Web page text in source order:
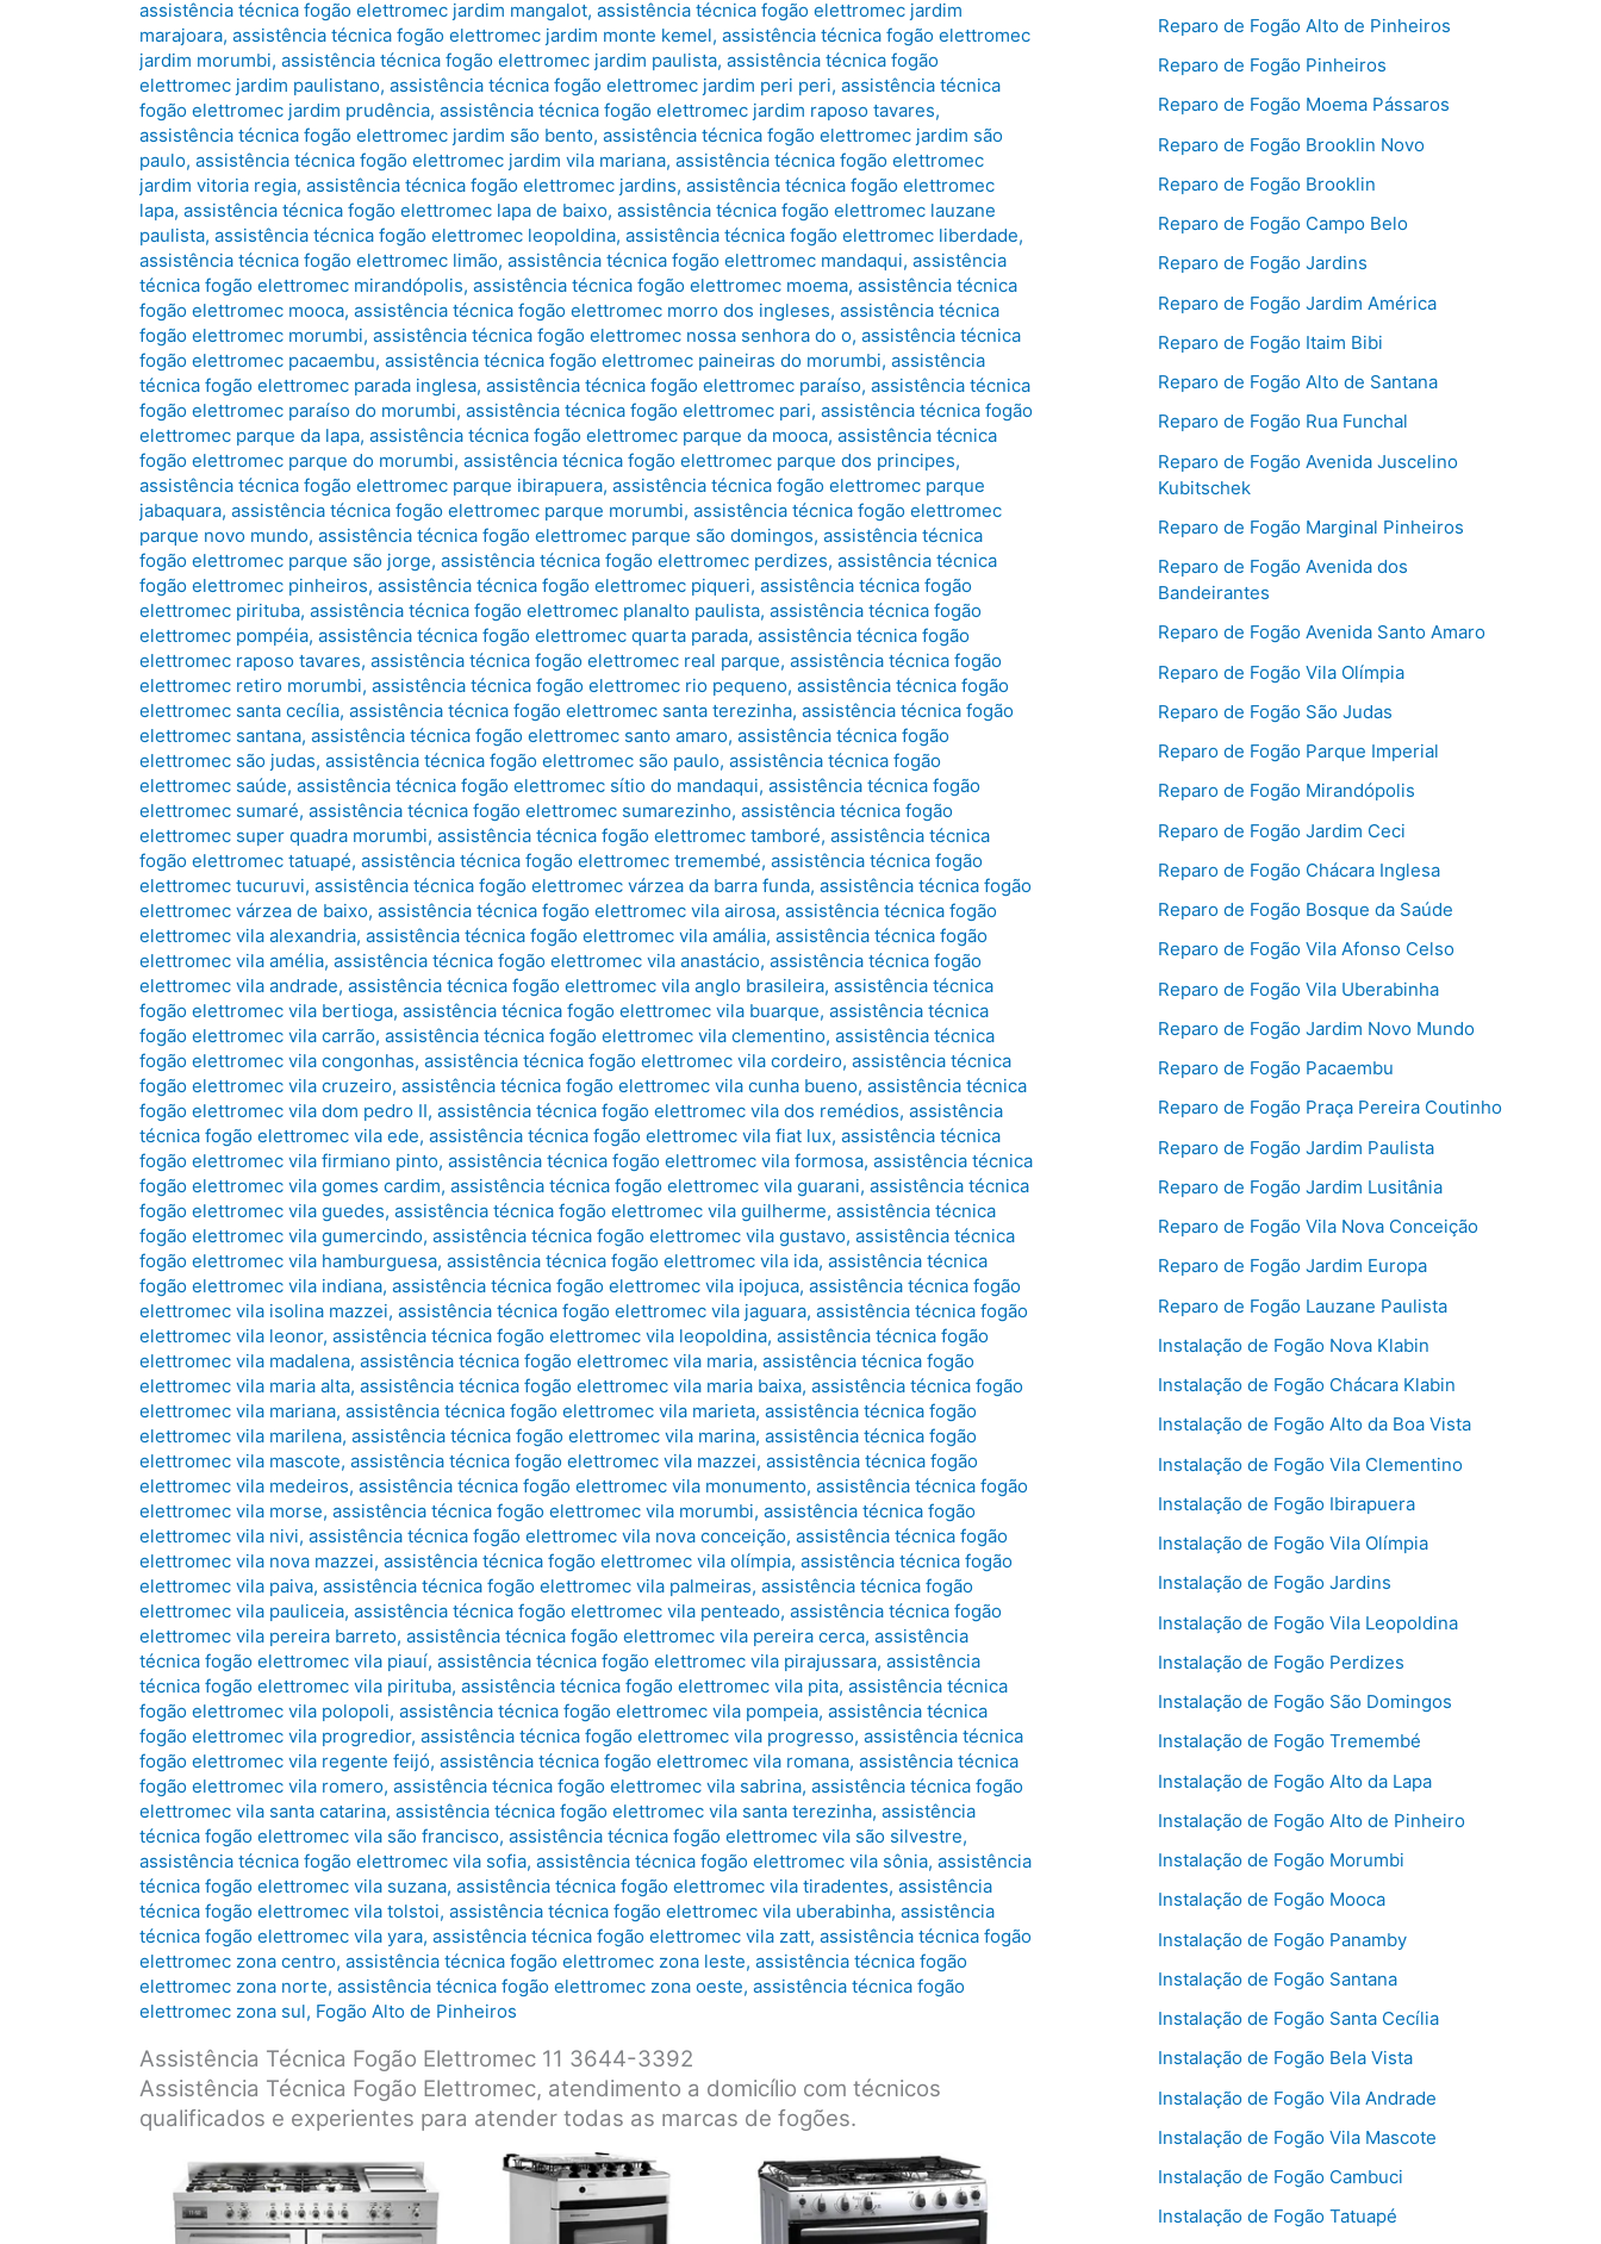
assistência técnica fogão elettromec jardim mangalot, assistência técnica fogão elettromec jardim
marajoara, assistência técnica fogão elettromec jardim monte kemel, assistência técnica fogão elettromec
jardim morumbi, assistência técnica fogão elettromec jardim paulista, assistência técnica fogão
elettromec jardim paulistano, assistência técnica fogão elettromec jardim peri peri, assistência técnica
fogão elettromec jardim prudência, assistência técnica fogão elettromec jardim raposo tavares,
assistência técnica fogão elettromec jardim são bento, assistência técnica fogão elettromec jardim são
paulo, assistência técnica fogão elettromec jardim vila mariana, assistência técnica fogão elettromec
jardim vitoria regia, assistência técnica fogão elettromec jardins, assistência técnica fogão elettromec
lapa, assistência técnica fogão elettromec lapa de baixo, assistência técnica fogão elettromec lauzane
paulista, assistência técnica fogão elettromec leopoldina, assistência técnica fogão elettromec liberdade,
assistência técnica fogão elettromec limão, assistência técnica fogão elettromec mandaqui, assistência
técnica fogão elettromec mirandópolis, assistência técnica fogão elettromec moema, assistência técnica
fogão elettromec mooca, assistência técnica fogão elettromec morro dos ingleses, assistência técnica
fogão elettromec morumbi, assistência técnica fogão elettromec nossa senhora do o, assistência técnica
fogão elettromec pacaembu, assistência técnica fogão elettromec paineiras do morumbi, assistência
técnica fogão elettromec parada inglesa, assistência técnica fogão elettromec paraíso, assistência técnica
fogão elettromec paraíso do morumbi, assistência técnica fogão elettromec pari, assistência técnica fogão
elettromec parque da lapa, assistência técnica fogão elettromec parque da mooca, assistência técnica
fogão elettromec parque do morumbi, assistência técnica fogão elettromec parque dos principes,
assistência técnica fogão elettromec parque ibirapuera, assistência técnica fogão elettromec parque
jabaquara, assistência técnica fogão elettromec parque morumbi, assistência técnica fogão elettromec
parque novo mundo, assistência técnica fogão elettromec parque são domingos, assistência técnica
fogão elettromec parque são jorge, assistência técnica fogão elettromec perdizes, assistência técnica
fogão elettromec pinheiros, assistência técnica fogão elettromec piqueri, assistência técnica fogão
elettromec pirituba, assistência técnica fogão elettromec planalto paulista, assistência técnica fogão
elettromec pompéia, assistência técnica fogão elettromec quarta parada, assistência técnica fogão
elettromec raposo tavares, assistência técnica fogão elettromec real parque, assistência técnica fogão
elettromec retiro morumbi, assistência técnica fogão elettromec rio pequeno, assistência técnica fogão
elettromec santa cecília, assistência técnica fogão elettromec santa terezinha, assistência técnica fogão
elettromec santana, assistência técnica fogão elettromec santo amaro, assistência técnica fogão
elettromec são judas, assistência técnica fogão elettromec são paulo, assistência técnica fogão
elettromec saúde, assistência técnica fogão elettromec sítio do mandaqui, assistência técnica fogão
elettromec sumaré, assistência técnica fogão elettromec sumarezinho, assistência técnica fogão
elettromec super quadra morumbi, assistência técnica fogão elettromec tamboré, assistência técnica
fogão elettromec tatuapé, assistência técnica fogão elettromec tremembé, assistência técnica fogão
elettromec tucuruvi, assistência técnica fogão elettromec várzea da barra funda, assistência técnica fogão
elettromec várzea de baixo, assistência técnica fogão elettromec vila airosa, assistência técnica fogão
elettromec vila alexandria, assistência técnica fogão elettromec vila amália, assistência técnica fogão
elettromec vila amélia, assistência técnica fogão elettromec vila anastácio, assistência técnica fogão
elettromec vila andrade, assistência técnica fogão elettromec vila anglo brasileira, assistência técnica
fogão elettromec vila bertioga, assistência técnica fogão elettromec vila buarque, assistência técnica
fogão elettromec vila carrão, assistência técnica fogão elettromec vila clementino, assistência técnica
fogão elettromec vila congonhas, assistência técnica fogão elettromec vila cordeiro, assistência técnica
fogão elettromec vila cruzeiro, assistência técnica fogão elettromec vila cunha bueno, assistência técnica
fogão elettromec vila dom pedro II, assistência técnica fogão elettromec vila dos remédios, assistência
técnica fogão elettromec vila ede, assistência técnica fogão elettromec vila fiat lux, assistência técnica
fogão elettromec vila firmiano pinto, assistência técnica fogão elettromec vila formosa, assistência técnica
fogão elettromec vila gomes cardim, assistência técnica fogão elettromec vila guarani, assistência técnica
fogão elettromec vila guedes, assistência técnica fogão elettromec vila guilherme, assistência técnica
fogão elettromec vila gumercindo, assistência técnica fogão elettromec vila gustavo, assistência técnica
fogão elettromec vila hamburguesa, assistência técnica fogão elettromec vila ida, assistência técnica
fogão elettromec vila indiana, assistência técnica fogão elettromec vila ipojuca, assistência técnica fogão
elettromec vila isolina mazzei, assistência técnica fogão elettromec vila jaguara, assistência técnica fogão
elettromec vila leonor, assistência técnica fogão elettromec vila leopoldina, assistência técnica fogão
elettromec vila madalena, assistência técnica fogão elettromec vila maria, assistência técnica fogão
elettromec vila maria alta, assistência técnica fogão elettromec vila maria baixa, assistência técnica fogão
elettromec vila mariana, assistência técnica fogão elettromec vila marieta, assistência técnica fogão
elettromec vila marilena, assistência técnica fogão elettromec vila marina, assistência técnica fogão
elettromec vila mascote, assistência técnica fogão elettromec vila mazzei, assistência técnica fogão
elettromec vila medeiros, assistência técnica fogão elettromec vila monumento, assistência técnica fogão
elettromec vila morse, assistência técnica fogão elettromec vila morumbi, assistência técnica fogão
elettromec vila nivi, assistência técnica fogão elettromec vila nova conceição, assistência técnica fogão
elettromec vila nova mazzei, assistência técnica fogão elettromec vila olímpia, assistência técnica fogão
elettromec vila paiva, assistência técnica fogão elettromec vila palmeiras, assistência técnica fogão
elettromec vila pauliceia, assistência técnica fogão elettromec vila penteado, assistência técnica fogão
elettromec vila pereira barreto, assistência técnica fogão elettromec vila pereira cerca, assistência
técnica fogão elettromec vila piauí, assistência técnica fogão elettromec vila pirajussara, assistência
técnica fogão elettromec vila pirituba, assistência técnica fogão elettromec vila pita, assistência técnica
fogão elettromec vila polopoli, assistência técnica fogão elettromec vila pompeia, assistência técnica
fogão elettromec vila progredior, assistência técnica fogão elettromec vila progresso, assistência técnica
fogão elettromec vila regente feijó, assistência técnica fogão elettromec vila romana, assistência técnica
fogão elettromec vila romero, assistência técnica fogão elettromec vila sabrina, assistência técnica fogão
elettromec vila santa catarina, assistência técnica fogão elettromec vila santa terezinha, assistência
técnica fogão elettromec vila são francisco, assistência técnica fogão elettromec vila são silvestre,
assistência técnica fogão elettromec vila sofia, assistência técnica fogão elettromec vila sônia, assistência
técnica fogão elettromec vila suzana, assistência técnica fogão elettromec vila tiradentes, assistência
técnica fogão elettromec vila tolstoi, assistência técnica fogão elettromec vila uberabinha, assistência
técnica fogão elettromec vila yara, assistência técnica fogão elettromec vila zatt, assistência técnica fogão
elettromec zona centro, assistência técnica fogão elettromec zona leste, assistência técnica fogão
elettromec zona norte, assistência técnica fogão elettromec zona oeste, assistência técnica fogão
elettromec zona sul, Fogão Alto de Pinheiros
Assistência Técnica Fogão Elettromec 11 3644-3392
Assistência Técnica Fogão Elettromec, atendimento a domicílio com técnicos
qualificados e experientes para atender todas as marcas de fogões.
Reparo de Fogão Alto de Pinheiros
Reparo de Fogão Pinheiros
Reparo de Fogão Moema Pássaros
Reparo de Fogão Brooklin Novo
Reparo de Fogão Brooklin
Reparo de Fogão Campo Belo
Reparo de Fogão Jardins
Reparo de Fogão Jardim América
Reparo de Fogão Itaim Bibi
Reparo de Fogão Alto de Santana
Reparo de Fogão Rua Funchal
Reparo de Fogão Avenida Juscelino
Kubitschek
Reparo de Fogão Marginal Pinheiros
Reparo de Fogão Avenida dos
Bandeirantes
Reparo de Fogão Avenida Santo Amaro
Reparo de Fogão Vila Olímpia
Reparo de Fogão São Judas
Reparo de Fogão Parque Imperial
Reparo de Fogão Mirandópolis
Reparo de Fogão Jardim Ceci
Reparo de Fogão Chácara Inglesa
Reparo de Fogão Bosque da Saúde
Reparo de Fogão Vila Afonso Celso
Reparo de Fogão Vila Uberabinha
Reparo de Fogão Jardim Novo Mundo
Reparo de Fogão Pacaembu
Reparo de Fogão Praça Pereira Coutinho
Reparo de Fogão Jardim Paulista
Reparo de Fogão Jardim Lusitânia
Reparo de Fogão Vila Nova Conceição
Reparo de Fogão Jardim Europa
Reparo de Fogão Lauzane Paulista
Instalação de Fogão Nova Klabin
Instalação de Fogão Chácara Klabin
Instalação de Fogão Alto da Boa Vista
Instalação de Fogão Vila Clementino
Instalação de Fogão Ibirapuera
Instalação de Fogão Vila Olímpia
Instalação de Fogão Jardins
Instalação de Fogão Vila Leopoldina
Instalação de Fogão Perdizes
Instalação de Fogão São Domingos
Instalação de Fogão Tremembé
Instalação de Fogão Alto da Lapa
Instalação de Fogão Alto de Pinheiro
Instalação de Fogão Morumbi
Instalação de Fogão Mooca
Instalação de Fogão Panamby
Instalação de Fogão Santana
Instalação de Fogão Santa Cecília
Instalação de Fogão Bela Vista
Instalação de Fogão Vila Andrade
Instalação de Fogão Vila Mascote
Instalação de Fogão Cambuci
Instalação de Fogão Tatuapé